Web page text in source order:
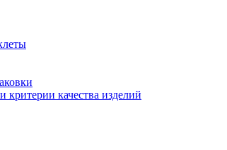
критерии качества изделий